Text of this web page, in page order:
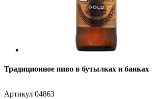
Традиционное пиво в бутылках и банках
Артикул 04863